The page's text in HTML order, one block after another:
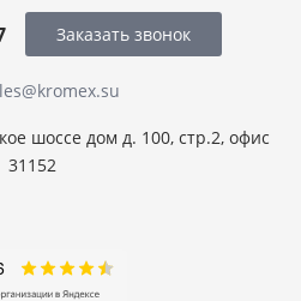
шоссе дом д. 100, стр.2, офис
31152
Заказать звонок